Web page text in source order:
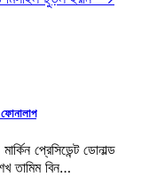
ফোনালাপ
প্রেসিডেন্ট ডোনাল্ড
তামিম বিন…